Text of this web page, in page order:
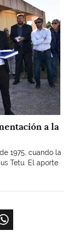
a la
1975, cuando la
Tetu. El aporte